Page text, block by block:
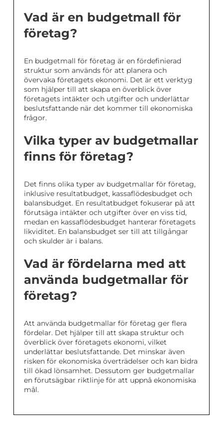
Vad är en budgetmall för
företag?
En budgetmall för företag är en fördefinierad
struktur som används för att planera och
övervaka företagets ekonomi. Det är ett verktyg
som hjälper till att skapa en överblick över
företagets intäkter och utgifter och underlättar
beslutsfattande när det kommer till ekonomiska
frågor.
Vilka typer av budgetmallar
finns för företag?
Det finns olika typer av budgetmallar för företag,
inklusive resultatbudget, kassaflödesbudget och
balansbudget. En resultatbudget fokuserar på att
förutsäga intäkter och utgifter över en viss tid,
medan en kassaflödesbudget hanterar företagets
likviditet. En balansbudget ser till att tillgångar
och skulder är i balans.
Vad är fördelarna med att
använda budgetmallar för
företag?
Att använda budgetmallar för företag ger flera
fördelar. Det hjälper till att skapa struktur och
överblick över företagets ekonomi, vilket
underlättar beslutsfattande. Det minskar även
risken för ekonomiska överträdelser och kan bidra
till ökad lönsamhet. Dessutom ger budgetmallar
en förutsägbar riktlinje för att uppnå ekonomiska
mål.